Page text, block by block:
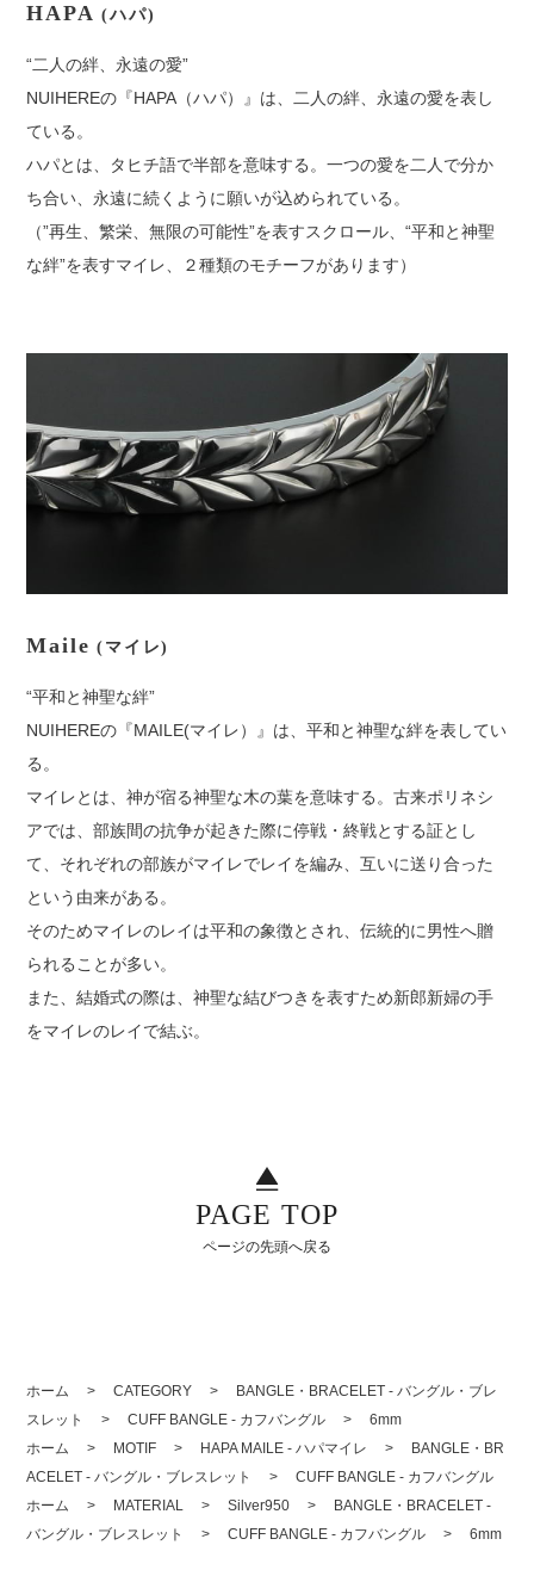
HAPA (ハパ)
“二人の絆、永遠の愛”
NUIHEREの『HAPA（ハパ）』は、二人の絆、永遠の愛を表し
ている。
ハパとは、タヒチ語で半部を意味する。一つの愛を二人で分か
ち合い、永遠に続くように願いが込められている。
（”再生、繁栄、無限の可能性”を表すスクロール、“平和と神聖
な絆”を表すマイレ、２種類のモチーフがあります）
Maile (マイレ)
“平和と神聖な絆”
NUIHEREの『MAILE(マイレ）』は、平和と神聖な絆を表してい
る。
マイレとは、神が宿る神聖な木の葉を意味する。古来ポリネシ
アでは、部族間の抗争が起きた際に停戦・終戦とする証とし
て、それぞれの部族がマイレでレイを編み、互いに送り合った
という由来がある。
そのためマイレのレイは平和の象徴とされ、伝統的に男性へ贈
られることが多い。
また、結婚式の際は、神聖な結びつきを表すため新郎新婦の手
をマイレのレイで結ぶ。
PAGE TOP
ページの先頭へ戻る
ホーム >CATEGORY > BANGLE・BRACELET - バングル・ブレ
スレット
>CUFF BANGLE - カフバングル >6mm
ホーム > MOTIF > HAPA MAILE - ハパマイレ > BANGLE・BR
ACELET - バングル・ブレスレット
>CUFF BANGLE - カフバングル
ホーム > MATERIAL >Silver950 > BANGLE・BRACELET -
バングル・ブレスレット
>CUFF BANGLE - カフバングル >6mm